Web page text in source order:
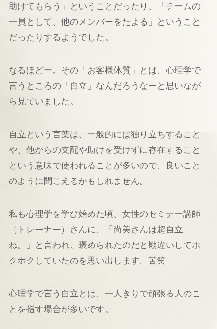
助けてもらう」ということだったり、「チームの
一員として、他のメンバーをたよる」ということ
だったりするようでした。
なるほどー。その「お客様体質」とは、心理学で
言うところの「自立」なんだろうなーと思いなが
ら見ていました。
自立という言葉は、一般的には独り立ちすること
や、他からの支配や助けを受けずに存在すること
という意味で使われることが多いので、良いこと
のように聞こえるかもしれません。
私も心理学を学び始めた頃、女性のセミナー講師
（トレーナー）さんに、「尚美さんは超自立
ね。」と言われ、褒められたのだと勘違いしてホ
クホクしていたのを思い出します。苦笑
心理学で言う自立とは、一人きりで頑張る人のこ
とを指す場合が多いです。